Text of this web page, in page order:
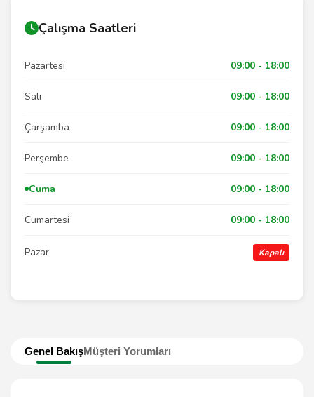
Genel BakışMüşteri Yorumları
Çalışma Saatleri
Pazartesi 09:00 - 18:00
Salı 09:00 - 18:00
Çarşamba 09:00 - 18:00
Perşembe 09:00 - 18:00
Cuma 09:00 - 18:00
Cumartesi 09:00 - 18:00
Pazar Kapalı